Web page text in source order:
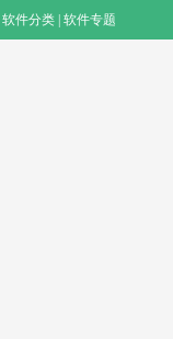
软件分类 软件专题